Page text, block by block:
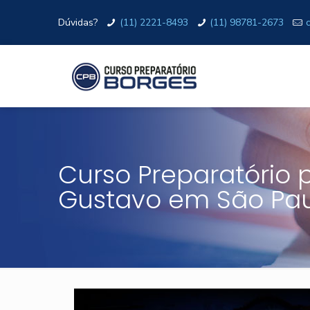
Dúvidas? (11) 2221-8493 (11) 98781-2673
Curso Preparatório
Gustavo em São